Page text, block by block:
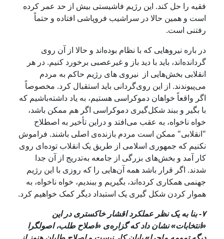
فقیه را حل کند. این رژیم فاشیستی بیش از حد عمر کرده
است و همین حالا در سراشیب فروپاشی افتاده و حتماً
رفتنی است.
در باره نیروهایی که با نظام بوده‌اند و حالا از آن روی
گردانده‌اند، باید با دید باز و غیرعصبی برخورد کنیم. در هر
انقلابی بخش‌هایی از نیروی های رژیم حاکم به مردم
می‌پیوندند. از این روی‌گردانی باید استقبال کرد. مخصوصاً
اگر واقعاً خواهان دموکراسی هستیم، به یاد داشته‌باشیم که
با بگیر و ببند شکل‌گیری دموکراسی اگر هم ممکن باشد،
خواه ناخواه، به عقب می‌افتد و دراین تأخیر به اصطلاح
"انقلابی" ممکن است مردم بازنده‌ی اصلی باشند. فراموش
نکنیم که جمهوری اسلامی از طریق یک انقلاب توده‌ای روی
کار آمد و بخش‌های بزرگی از جامعه به‌تدریج از آن جدا
شدند. اگر قرار باشد همه آن‌هایی را که روزی با این رژیم
جهنمی همکاری کرده‌اند، بگیریم و ببندیم، خواه ناخواه، به
هموار کردن شکل گیری یک استبداد دیگر کمک خواهیم کرد.
۷- بنا به یک نظر عملکرد اقشار خاکستری در این
«انتخابات» نشان داد که گزاره‌ی «اصلاح طلب، اصولگرا